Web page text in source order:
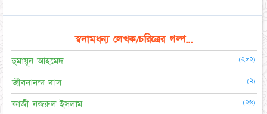
স্বনামধন্য লেখক/চরিত্রের গল্প...
হুমায়ূন আহমেদ (২৮২)
জীবনানন্দ দাস (২)
কাজী নজরুল ইসলাম (২৬)